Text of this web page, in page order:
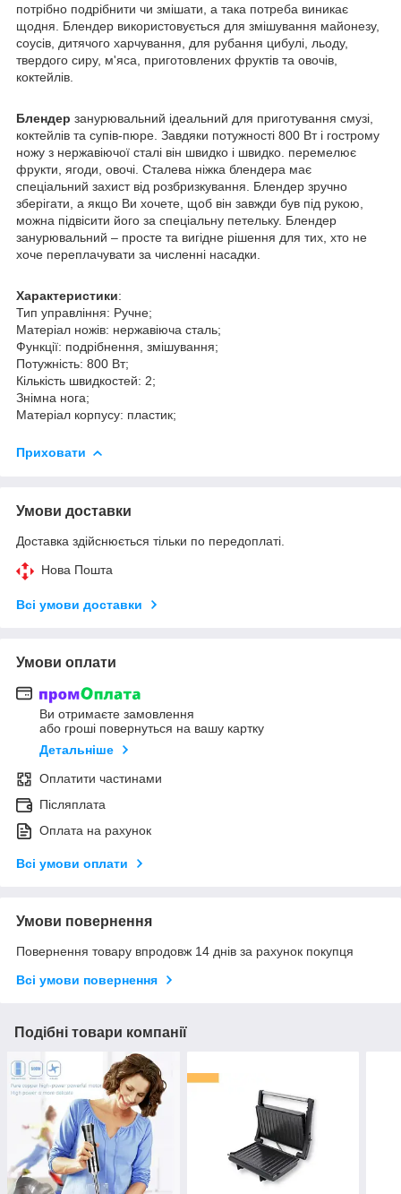
потрібно подрібнити чи змішати, а така потреба виникає
щодня. Блендер використовується для змішування майонезу,
соусів, дитячого харчування, для рубання цибулі, льоду,
твердого сиру, м'яса, приготовлених фруктів та овочів,
коктейлів.
Блендер занурювальний ідеальний для приготування смузі,
коктейлів та супів-пюре. Завдяки потужності 800 Вт і гострому
ножу з нержавіючої сталі він швидко і швидко. перемелює
фрукти, ягоди, овочі. Сталева ніжка блендера має
спеціальний захист від розбризкування. Блендер зручно
зберігати, а якщо Ви хочете, щоб він завжди був під рукою,
можна підвісити його за спеціальну петельку. Блендер
занурювальний – просте та вигідне рішення для тих, хто не
хоче переплачувати за численні насадки.
Характеристики:
Тип управління: Ручне;
Матеріал ножів: нержавіюча сталь;
Функції: подрібнення, змішування;
Потужність: 800 Вт;
Кількість швидкостей: 2;
Знімна нога;
Матеріал корпусу: пластик;
Приховати
Умови доставки
Доставка здійснюється тільки по передоплаті.
Нова Пошта
Всі умови доставки
Умови оплати
Ви отримаєте замовлення
або гроші повернуться на вашу картку
Детальніше
Оплатити частинами
Післяплата
Оплата на рахунок
Всі умови оплати
Умови повернення
Повернення товару впродовж 14 днів за рахунок покупця
Всі умови повернення
Подібні товари компанії